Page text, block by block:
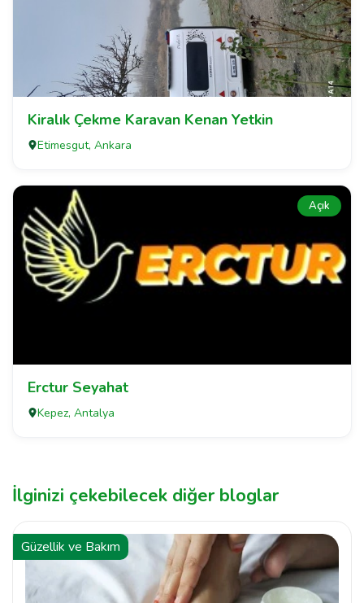
Kiralık Çekme Karavan Kenan Yetkin
Etimesgut, Ankara
Açık
Erctur Seyahat
Kepez, Antalya
İlginizi çekebilecek diğer bloglar
Güzellik ve Bakım